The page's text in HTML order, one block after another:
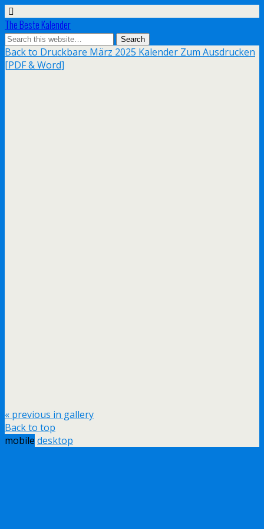
The Beste Kalender
Back to Druckbare März 2025 Kalender Zum Ausdrucken
[PDF & Word]
« previous in gallery
Back to top
mobile desktop